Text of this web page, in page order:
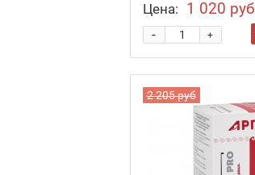
Цена: 1 020 руб
+
-
2 205 руб